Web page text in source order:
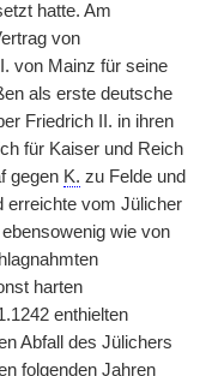
hatte. Am
von
von Mainz für seine
als erste deutsche
Friedrich II. in ihren
für Kaiser und Reich
gegen K. zu Felde und
erreichte vom Jülicher
wie von
harten
enthielten
Abfall des Jülichers
folgenden Jahren